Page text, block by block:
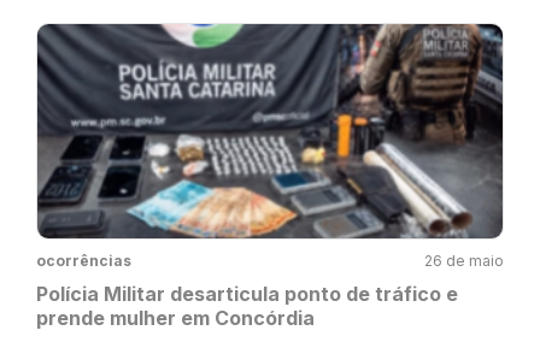
ocorrências 26 de maio
Polícia Militar desarticula ponto de tráfico e
prende mulher em Concórdia